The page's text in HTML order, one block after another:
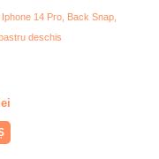
14 Pro, Back Snap,
deschis